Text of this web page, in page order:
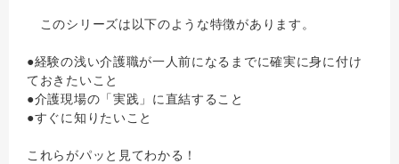
このシリーズは以下のような特徴があります。
●経験の浅い介護職が一人前になるまでに確実に身に付け
ておきたいこと
●介護現場の「実践」に直結すること
●すぐに知りたいこと
これらがパッと見てわかる！